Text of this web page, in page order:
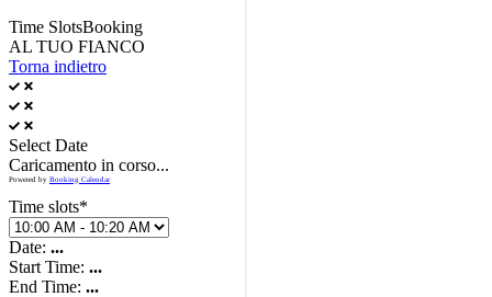
Time SlotsBooking
AL TUO FIANCO
Torna indietro
Select Date
Caricamento in corso...
Powered by Booking Calendar
Time slots*
Date: ...
Start Time: ...
End Time: ...